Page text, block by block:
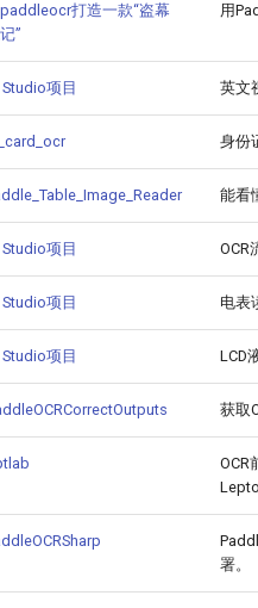
打造一款“盗幕
”
用
项目 英文
身份
能看
项目 OCR
项目 电表
项目 LCD
获取
OCR
署。